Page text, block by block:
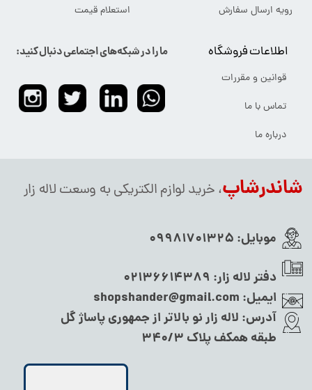
شاندرشاپ، خرید لوازم الکتریکی به وسعت لاله زار
موبایل: 09981701325
دفتر لاله زار: 02136614389
ایمیل: shopshander@gmail.com
آدرس: لاله زار نو بالاتر از جمهوری پاساژ گل
طبقه همکف پلاک ۳۴۰/۳
ما را در شبکه‌های اجتماعی دنبال کنید: اطلاعات فروشگاه
قوانین و مقررات
تماس با ما
درباره ما
استعلام قیمت
رویه ارسال سفارش